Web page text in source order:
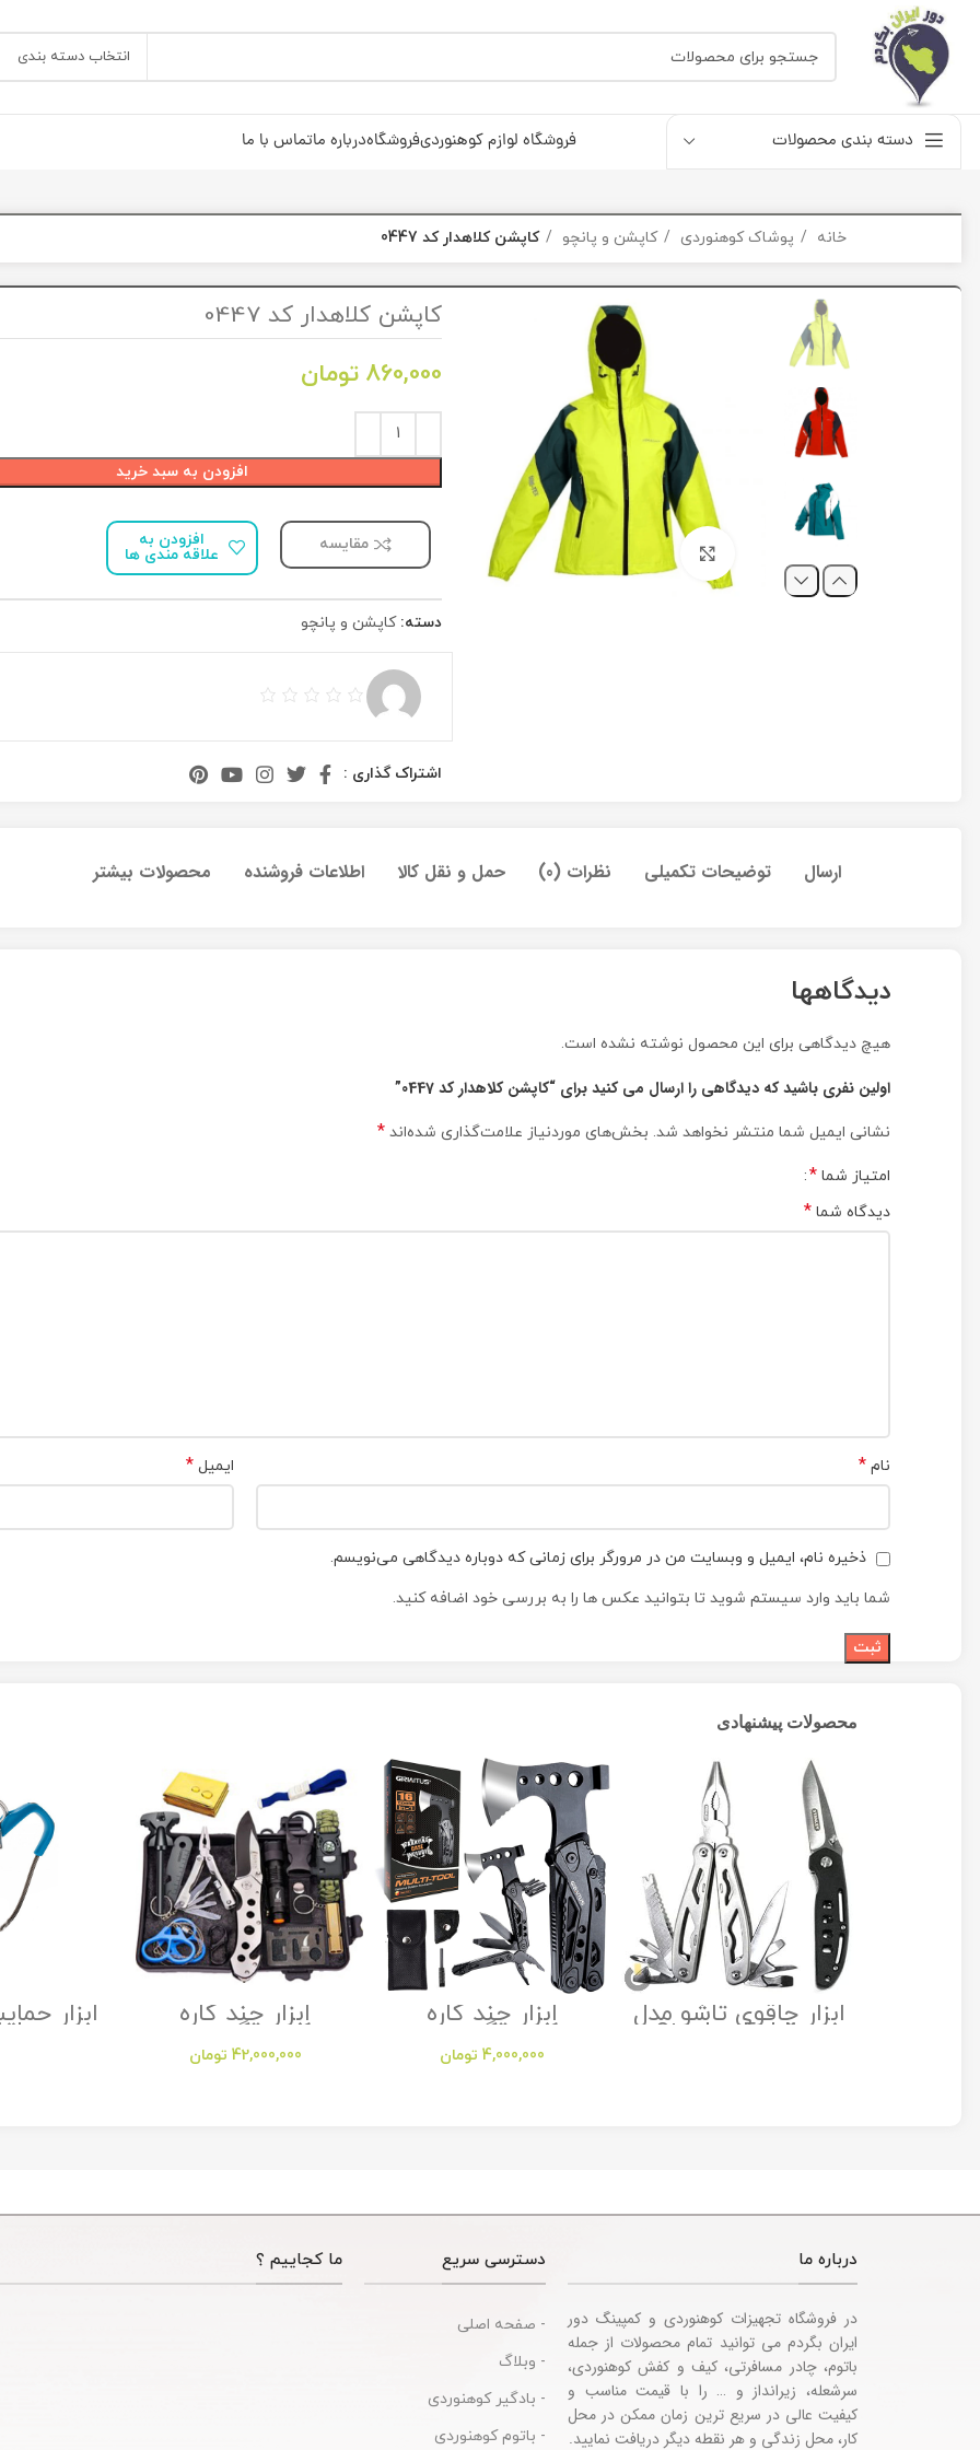
انتخاب دسته بندی
دسته بندی محصولات فروشگاه لوازم کوهنوردیفروشگاهدرباره ماتماس با ما
خانه پوشاک کوهنوردی کاپشن و پانچو کاپشن کلاهدار کد 0447
برای بزرگنمایی کلیک کنید
کاپشن کلاهدار کد 0447
860,000 تومان
افزودن به سبد خرید
مقایسه افزودن به
علاقه مندی ها
دسته: کاپشن و پانچو
اشتراک گذاری :
ارسال توضیحات تکمیلی نظرات (0) حمل و نقل کالا اطلاعات فروشنده محصولات بیشتر
دیدگاهها
هیچ دیدگاهی برای این محصول نوشته نشده است.
اولین نفری باشید که دیدگاهی را ارسال می کنید برای “کاپشن کلاهدار کد 0447”
نشانی ایمیل شما منتشر نخواهد شد. بخش‌های موردنیاز علامت‌گذاری شده‌اند *
امتیاز شما *
دیدگاه شما *
نام * ایمیل *
ذخیره نام، ایمیل و وبسایت من در مرورگر برای زمانی که دوباره دیدگاهی می‌نویسم.
شما باید وارد سیستم شوید تا بتوانید عکس ها را به بررسی خود اضافه کنید.
محصولات پیشنهادی
ابزار چاقوی تاشو مدل
Stanley Folding
ابزار چند کاره
کمپینگ مدل
Camping Multitool
Accessories
4,000,000 تومان
ابزار چند کاره
کمپینگ مدل
Survival Kit
Tactical Camping
42,000,000 تومان
مدل micro jul
درباره ما
در فروشگاه تجهیزات کوهنوردی و کمپینگ دور
ایران بگردم می توانید تمام محصولات از جمله
باتوم، چادر مسافرتی، کیف و کفش کوهنوردی،
سرشعله، زیرانداز و … را با قیمت مناسب و
کیفیت عالی در سریع ترین زمان ممکن در محل
کار، محل زندگی و هر نقطه دیگر دریافت نمایید.
دسترسی سریع
- صفحه اصلی
- وبلاگ
- بادگیر کوهنوردی
- باتوم کوهنوردی
ما کجاییم ؟